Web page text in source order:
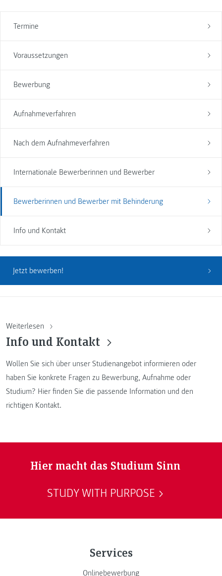
Termine
Voraussetzungen
Bewerbung
Aufnahmeverfahren
Nach dem Aufnahmeverfahren
Internationale Bewerberinnen und Bewerber
Bewerberinnen und Bewerber mit Behinderung
Info und Kontakt
Jetzt bewerben!
Weiterlesen
Info und Kontakt
Wollen Sie sich über unser Studienangebot informieren oder
haben Sie konkrete Fragen zu Bewerbung, Aufnahme oder
Studium? Hier finden Sie die passende Information und den
richtigen Kontakt.
Hier macht das Studium Sinn
STUDY WITH PURPOSE
Services
Onlinebewerbung